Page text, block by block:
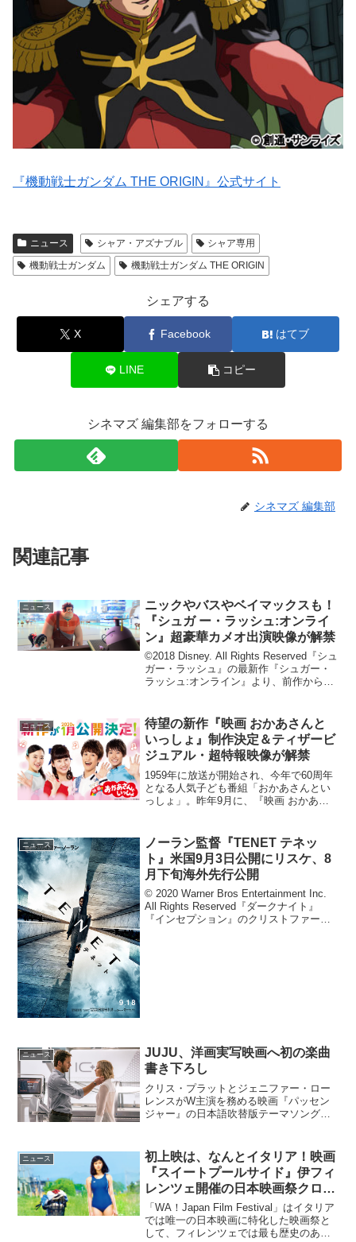
『機動戦士ガンダム THE ORIGIN』公式サイト
ニュース シャア・アズナブル
シャア専用
機動戦士ガンダム
機動戦士ガンダム THE ORIGIN
シェアする
X Facebook はてブ
LINE コピー
シネマズ 編集部をフォローする
シネマズ 編集部
関連記事
ニュース
ニックやバスやベイマックスも！
『シュガ ー・ラッシュ:オンライ
ン』超豪華カメオ出演映像が解禁
©2018 Disney. All Rights Reserved『シュ
ガー・ラッシュ』の最新作『シュガー・
ラッシュ:オンライン』より、前作から続
ゲームのキ...
ニュース
待望の新作『映画 おかあさんと
いっしょ』制作決定＆ティザービ
ジュアル・超特報映像が解禁
1959年に放送が開始され、今年で60周年
となる人気子ども番組「おかあさんとい
っしょ」。昨年9月に、『映画 おかあさ
なった本作の最新作の制作が決定し、テ
ィザービジュア...
ニュース
ノーラン監督『TENET テネッ
ト』米国9月3日公開にリスケ、8
月下旬海外先行公開
© 2020 Warner Bros Entertainment Inc.
All Rights Reserved『ダークナイト』
『インセプション』のクリストファー・
ニュース
JUJU、洋画実写映画へ初の楽曲
書き下ろし
クリス・プラットとジェニファー・ロー
レンスがW主演を務める映画『パッセン
ジャー』の日本語吹替版テーマソング
テーマソングにJUJUの書き下ろし曲
20××年――新たなる...
ニュース
初上映は、なんとイタリア！映画
『スイートプールサイド』伊フィ
レンツェ開催の日本映画祭クロー
ジング作品に決定♪
「WA！Japan Film Festival」はイタリア
では唯一の日本映画に特化した映画祭と
して、フィレンツェでは最も歴史のある